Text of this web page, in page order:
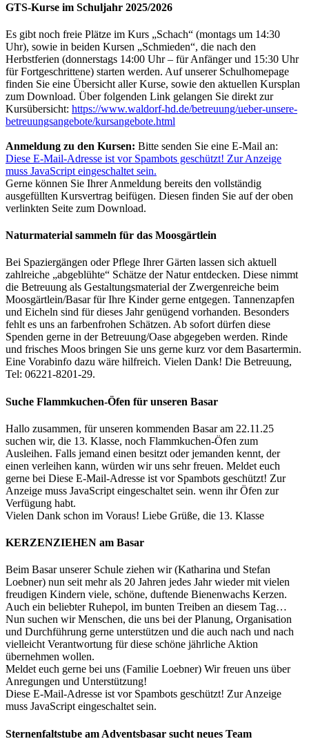
GTS-Kurse im Schuljahr 2025/2026
Es gibt noch freie Plätze im Kurs „Schach“ (montags um 14:30
Uhr), sowie in beiden Kursen „Schmieden“, die nach den
Herbstferien (donnerstags 14:00 Uhr – für Anfänger und 15:30 Uhr
für Fortgeschrittene) starten werden. Auf unserer Schulhomepage
finden Sie eine Übersicht aller Kurse, sowie den aktuellen Kursplan
zum Download. Über folgenden Link gelangen Sie direkt zur
Kursübersicht: https://www.waldorf-hd.de/betreuung/ueber-unsere-
betreuungsangebote/kursangebote.html
Anmeldung zu den Kursen: Bitte senden Sie eine E-Mail an:
Diese E-Mail-Adresse ist vor Spambots geschützt! Zur Anzeige
muss JavaScript eingeschaltet sein.
Gerne können Sie Ihrer Anmeldung bereits den vollständig
ausgefüllten Kursvertrag beifügen. Diesen finden Sie auf der oben
verlinkten Seite zum Download.
Naturmaterial sammeln für das Moosgärtlein
Bei Spaziergängen oder Pflege Ihrer Gärten lassen sich aktuell
zahlreiche „abgeblühte“ Schätze der Natur entdecken. Diese nimmt
die Betreuung als Gestaltungsmaterial der Zwergenreiche beim
Moosgärtlein/Basar für Ihre Kinder gerne entgegen. Tannenzapfen
und Eicheln sind für dieses Jahr genügend vorhanden. Besonders
fehlt es uns an farbenfrohen Schätzen. Ab sofort dürfen diese
Spenden gerne in der Betreuung/Oase abgegeben werden. Rinde
und frisches Moos bringen Sie uns gerne kurz vor dem Basartermin.
Eine Vorabinfo dazu wäre hilfreich. Vielen Dank! Die Betreuung,
Tel: 06221-8201-29.
Suche Flammkuchen-Öfen für unseren Basar
Hallo zusammen, für unseren kommenden Basar am 22.11.25
suchen wir, die 13. Klasse, noch Flammkuchen-Öfen zum
Ausleihen. Falls jemand einen besitzt oder jemanden kennt, der
einen verleihen kann, würden wir uns sehr freuen. Meldet euch
gerne bei Diese E-Mail-Adresse ist vor Spambots geschützt! Zur
Anzeige muss JavaScript eingeschaltet sein. wenn ihr Öfen zur
Verfügung habt.
Vielen Dank schon im Voraus! Liebe Grüße, die 13. Klasse
KERZENZIEHEN am Basar
Beim Basar unserer Schule ziehen wir (Katharina und Stefan
Loebner) nun seit mehr als 20 Jahren jedes Jahr wieder mit vielen
freudigen Kindern viele, schöne, duftende Bienenwachs Kerzen.
Auch ein beliebter Ruhepol, im bunten Treiben an diesem Tag…
Nun suchen wir Menschen, die uns bei der Planung, Organisation
und Durchführung gerne unterstützen und die auch nach und nach
vielleicht Verantwortung für diese schöne jährliche Aktion
übernehmen wollen.
Meldet euch gerne bei uns (Familie Loebner) Wir freuen uns über
Anregungen und Unterstützung!
Diese E-Mail-Adresse ist vor Spambots geschützt! Zur Anzeige
muss JavaScript eingeschaltet sein.
Sternenfaltstube am Adventsbasar sucht neues Team